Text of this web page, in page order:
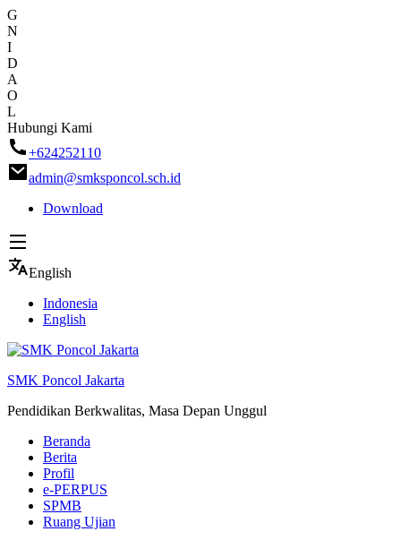
G
N
I
D
A
O
L
Skip
to
content
Hubungi Kami
+624252110
admin@smksponcol.sch.id
Download
English
Indonesia
English
SMK Poncol Jakarta
Pendidikan Berkwalitas, Masa Depan Unggul
Beranda
Berita
Profil
e-PERPUS
SPMB
Ruang Ujian